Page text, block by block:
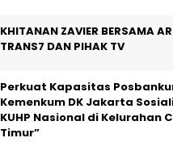
KHITANAN ZAVIER BERSAMA
TRANS7 DAN PIHAK TV
Perkuat Kapasitas
Kemenkum DK Jakarta
KUHP Nasional di Kelurahan
Timur”